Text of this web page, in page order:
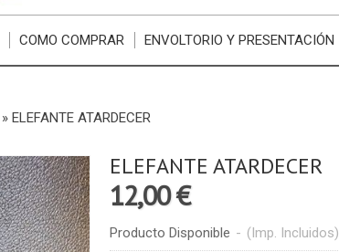
COMO COMPRAR ENVOLTORIO Y PRESENTACIÓN
» ELEFANTE ATARDECER
ELEFANTE ATARDECER
12,00 €
Producto Disponible - (Imp. Incluidos)